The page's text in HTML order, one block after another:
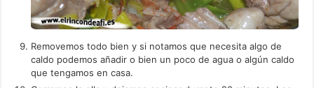
Removemos todo bien y si notamos que necesita algo de
caldo podemos añadir o bien un poco de agua o algún caldo
que tengamos en casa.